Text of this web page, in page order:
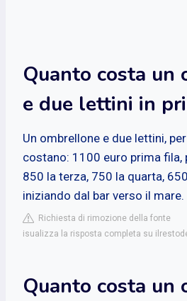
Quanto costa un
e due lettini in
Un ombrellone e due lettini,
costano: 1100 euro prima fila,
850 la terza, 750 la quarta,
iniziando dal bar verso il mare.
Richiesta di rimozione della fonte
isualizza la risposta completa su
Quanto costa un